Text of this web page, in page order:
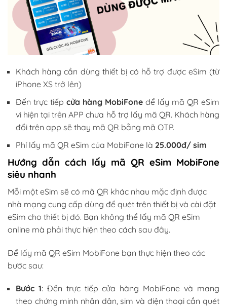
Khách hàng cần dùng thiết bị có hỗ trợ được eSim (từ
iPhone XS trở lên)
Đến trực tiếp cửa hàng MobiFone để lấy mã QR eSim
vì hiện tại trên APP chưa hỗ trợ lấy mã QR. Khách hàng
đổi trên app sẽ thay mã QR bằng mã OTP.
Phí lấy mã QR eSim của MobiFone là 25.000đ/ sim
Hướng dẫn cách lấy mã QR eSim MobiFone
siêu nhanh
Mỗi một eSim sẽ có mã QR khác nhau mặc định được
nhà mạng cung cấp dùng để quét trên thiết bị và cài đặt
eSim cho thiết bị đó. Bạn không thể lấy mã QR eSim
online mà phải thực hiện theo cách sau đây.
Để lấy mã QR eSim MobiFone bạn thực hiện theo các
bước sau:
Bước 1: Đến trực tiếp cửa hàng MobiFone và mang
theo chứng minh nhân dân, sim và điện thoại cần quét